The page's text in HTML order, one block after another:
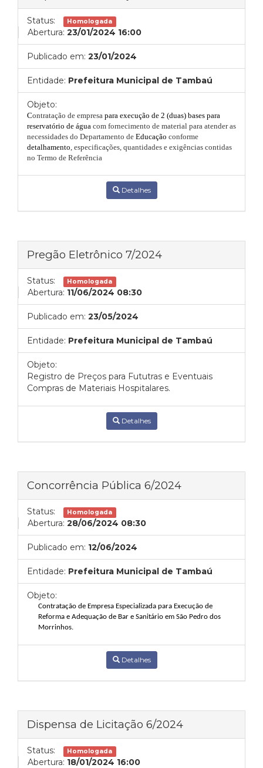
Status: Homologada
Abertura: 23/01/2024 16:00
Publicado em: 23/01/2024
Entidade: Prefeitura Municipal de Tambaú
Objeto:
Contratação de empresa para execução de 2 (duas) bases para
reservatório de água com fornecimento de material para atender as
necessidades do Departamento de Educação conforme
detalhamento, especificações, quantidades e exigências contidas
no Termo de Referência
Detalhes
Pregão Eletrônico 7/2024
Status: Homologada
Abertura: 11/06/2024 08:30
Publicado em: 23/05/2024
Entidade: Prefeitura Municipal de Tambaú
Objeto:
Registro de Preços para Fututras e Eventuais
Compras de Materiais Hospitalares.
Detalhes
Concorrência Pública 6/2024
Status: Homologada
Abertura: 28/06/2024 08:30
Publicado em: 12/06/2024
Entidade: Prefeitura Municipal de Tambaú
Objeto:
Contratação de Empresa Especializada para Execução de
Reforma e Adequação de Bar e Sanitário em São Pedro dos
Morrinhos.
Detalhes
Dispensa de Licitação 6/2024
Status: Homologada
Abertura: 18/01/2024 16:00